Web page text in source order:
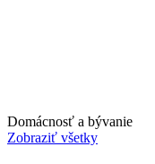
Domácnosť a bývanie
Zobraziť všetky